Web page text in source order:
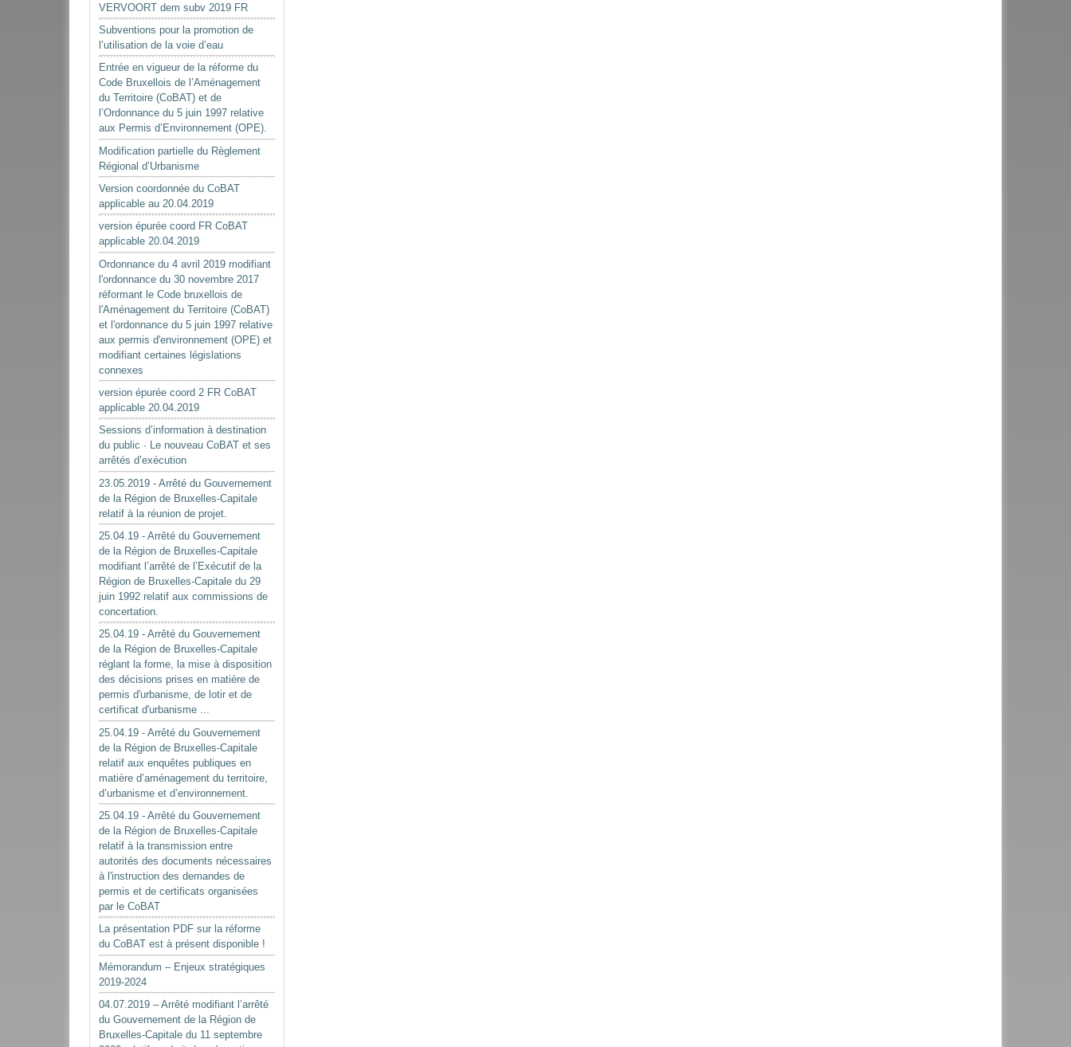
VERVOORT dem subv 2019 FR
Subventions pour la promotion de
l’utilisation de la voie d’eau
Entrée en vigueur de la réforme du
Code Bruxellois de l’Aménagement
du Territoire (CoBAT) et de
l’Ordonnance du 5 juin 1997 relative
aux Permis d’Environnement (OPE).
Modification partielle du Règlement
Régional d’Urbanisme
Version coordonnée du CoBAT
applicable au 20.04.2019
version épurée coord FR CoBAT
applicable 20.04.2019
Ordonnance du 4 avril 2019 modifiant
l'ordonnance du 30 novembre 2017
réformant le Code bruxellois de
l'Aménagement du Territoire (CoBAT)
et l'ordonnance du 5 juin 1997 relative
aux permis d'environnement (OPE) et
modifiant certaines législations
connexes
version épurée coord 2 FR CoBAT
applicable 20.04.2019
Sessions d’information à destination
du public · Le nouveau CoBAT et ses
arrêtés d’exécution
23.05.2019 - Arrêté du Gouvernement
de la Région de Bruxelles-Capitale
relatif à la réunion de projet.
25.04.19 - Arrêté du Gouvernement
de la Région de Bruxelles-Capitale
modifiant l’arrêté de l’Exécutif de la
Région de Bruxelles-Capitale du 29
juin 1992 relatif aux commissions de
concertation.
25.04.19 - Arrêté du Gouvernement
de la Région de Bruxelles-Capitale
réglant la forme, la mise à disposition
des décisions prises en matière de
permis d'urbanisme, de lotir et de
certificat d'urbanisme ...
25.04.19 - Arrêté du Gouvernement
de la Région de Bruxelles-Capitale
relatif aux enquêtes publiques en
matière d’aménagement du territoire,
d’urbanisme et d’environnement.
25.04.19 - Arrêté du Gouvernement
de la Région de Bruxelles-Capitale
relatif à la transmission entre
autorités des documents nécessaires
à l'instruction des demandes de
permis et de certificats organisées
par le CoBAT
La présentation PDF sur la réforme
du CoBAT est à présent disponible !
Mémorandum – Enjeux stratégiques
2019-2024
04.07.2019 – Arrêté modifiant l’arrêté
du Gouvernement de la Région de
Bruxelles-Capitale du 11 septembre